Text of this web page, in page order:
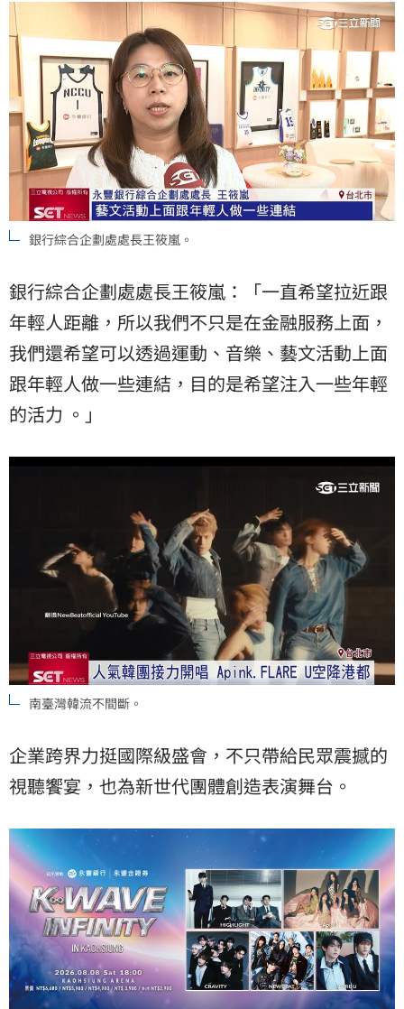
銀行綜合企劃處處長王筱嵐。
銀行綜合企劃處處長王筱嵐：「一直希望拉近跟
年輕人距離，所以我們不只是在金融服務上面，
我們還希望可以透過運動、音樂、藝文活動上面
跟年輕人做一些連結，目的是希望注入一些年輕
的活力 。」
南臺灣韓流不間斷。
企業跨界力挺國際級盛會，不只帶給民眾震撼的
視聽饗宴，也為新世代團體創造表演舞台。